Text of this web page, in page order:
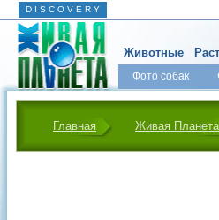
D I S C O V E R Y
Животные
Фото собак
Главная Живая Планета